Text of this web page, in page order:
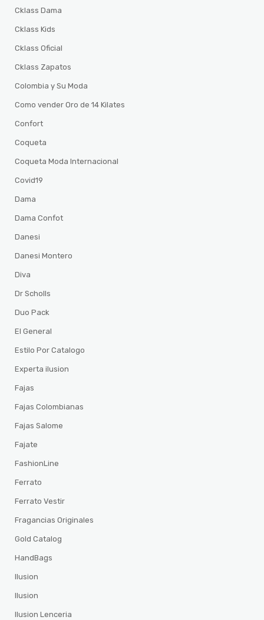
Cklass Dama
Cklass Kids
Cklass Oficial
Cklass Zapatos
Colombia y Su Moda
Como vender Oro de 14 Kilates
Confort
Coqueta
Coqueta Moda Internacional
Covid19
Dama
Dama Confot
Danesi
Danesi Montero
Diva
Dr Scholls
Duo Pack
El General
Estilo Por Catalogo
Experta ilusion
Fajas
Fajas Colombianas
Fajas Salome
Fajate
FashionLine
Ferrato
Ferrato Vestir
Fragancias Originales
Gold Catalog
HandBags
Ilusion
Ilusion
Ilusion Lenceria